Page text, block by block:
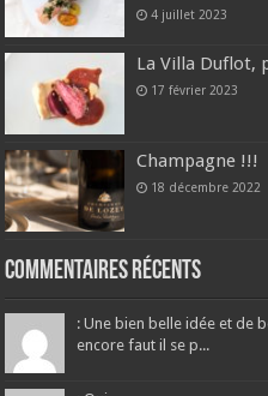
4 juillet 2023
La Villa Duflot,
17 février 2023
Champagne !!!
18 décembre 2022
Commentaires récents
: Une bien belle idée et de
encore faut il se p...